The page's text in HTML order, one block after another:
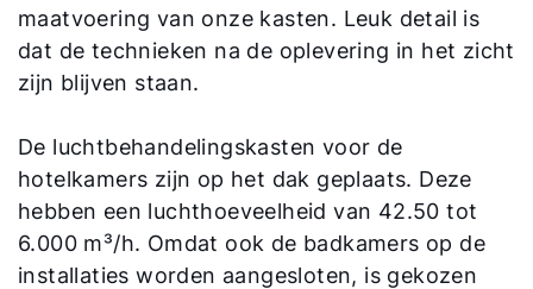
maatvoering van onze kasten. Leuk detail is
dat de technieken na de oplevering in het zicht
zijn blijven staan.
De luchtbehandelingskasten voor de
hotelkamers zijn op het dak geplaats. Deze
hebben een luchthoeveelheid van 42.50 tot
6.000 m³/h. Omdat ook de badkamers op de
installaties worden aangesloten, is gekozen